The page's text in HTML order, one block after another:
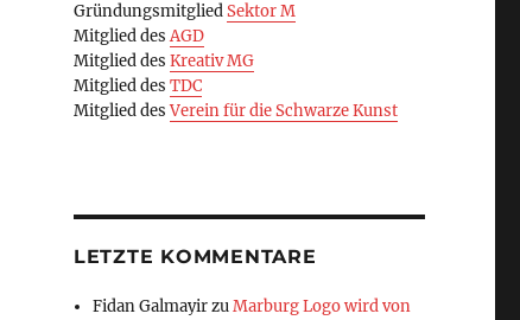
GründungsmitgliedSektor M
Mitglied desAGD
Mitglied des Kreativ MG
Mitglied des TDC
Mitglied desVerein für die Schwarze Kunst
LETZTE KOMMENTARE
Fidan GalmayirzuMarburg Logo wird von